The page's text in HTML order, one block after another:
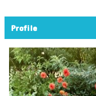
Profile